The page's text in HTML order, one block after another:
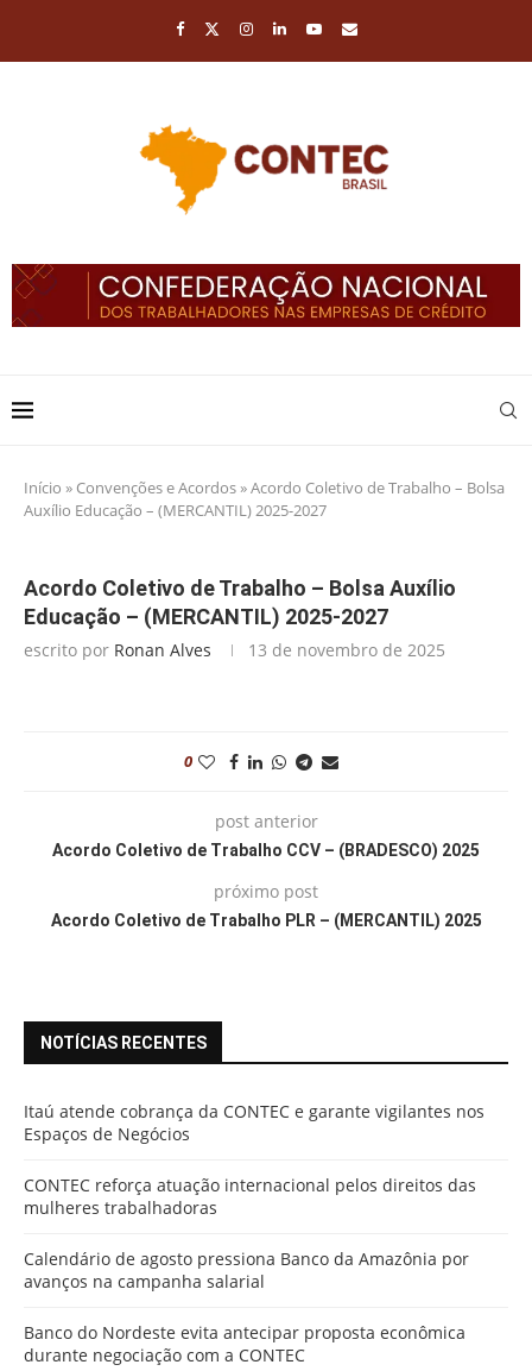
Início » Convenções e Acordos»Acordo Coletivo de Trabalho – Bolsa
Auxílio Educação – (MERCANTIL) 2025-2027
Acordo Coletivo de Trabalho – Bolsa Auxílio
Educação – (MERCANTIL) 2025-2027
escrito por Ronan Alves 13 de novembro de 2025
0
post anterior
Acordo Coletivo de Trabalho CCV – (BRADESCO) 2025
próximo post
Acordo Coletivo de Trabalho PLR – (MERCANTIL) 2025
NOTÍCIAS RECENTES
Itaú atende cobrança da CONTEC e garante vigilantes nos
Espaços de Negócios
CONTEC reforça atuação internacional pelos direitos das
mulheres trabalhadoras
Calendário de agosto pressiona Banco da Amazônia por
avanços na campanha salarial
Banco do Nordeste evita antecipar proposta econômica
durante negociação com a CONTEC